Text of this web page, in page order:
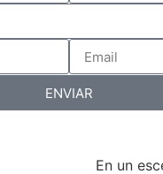
ENVIAR
En un